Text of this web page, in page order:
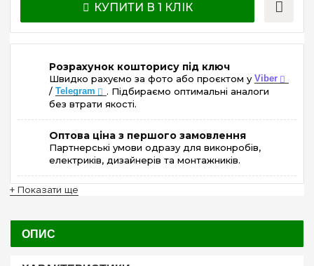
КУПИТИ В 1 КЛІК
Розрахунок кошторису під ключ
Швидко рахуємо за фото або проєктом у Viber
/ Telegram
. Підбираємо оптимальні аналоги
без втрати якості.
Оптова ціна з першого замовлення
Партнерські умови одразу для виконробів,
електриків, дизайнерів та монтажників.
+ Показати ще
ОПИС